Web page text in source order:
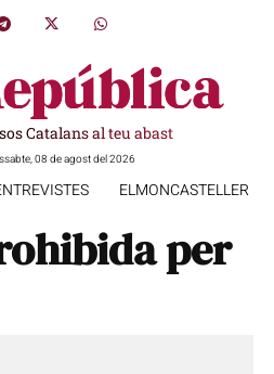
Catalans al teu abast
08 de agost del 2026
ELMONCASTELLER
per